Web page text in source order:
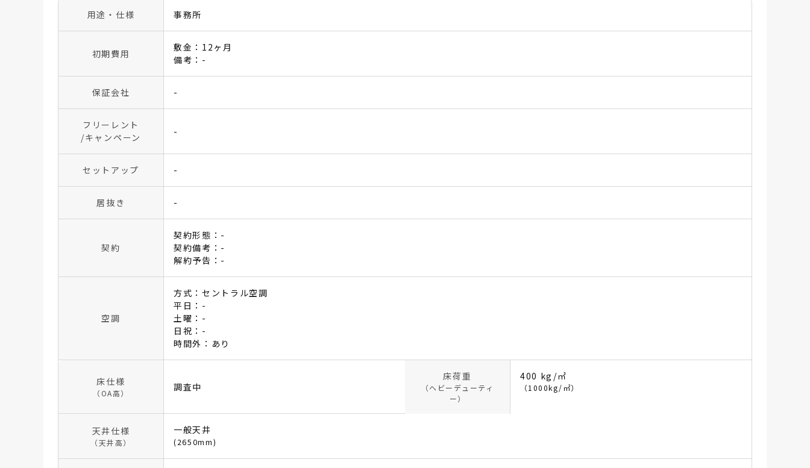
用途・仕様 事務所
初期費用
敷金：12ヶ月
備考：-
保証会社 -
フリーレント
/キャンペーン
-
セットアップ -
居抜き -
契約
契約形態：-
契約備考：-
解約予告：-
空調
方式：セントラル空調
平日：-
土曜：-
日祝：-
時間外：あり
床仕様
（OA高）
調査中
床荷重
（ヘビーデューティ
ー）
400 kg/㎡
（1000kg/㎡）
天井仕様
（天井高）
一般天井
(2650mm)